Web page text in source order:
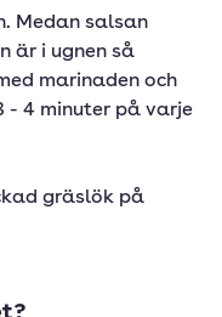
Medan salsan
är i ugnen så
marinaden och
- 4 minuter på varje
gräslök på